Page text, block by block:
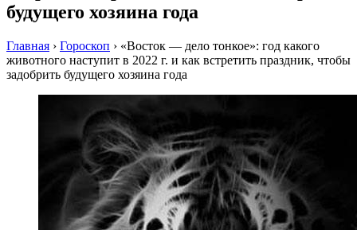
будущего хозяина года
Главная › Гороскоп › «Восток — дело тонкое»: год какого
животного наступит в 2022 г. и как встретить праздник, чтобы
задобрить будущего хозяина года